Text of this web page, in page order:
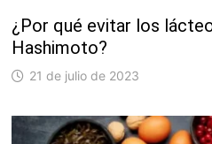
¿Por qué evitar los
Hashimoto?
21 de julio de 2023